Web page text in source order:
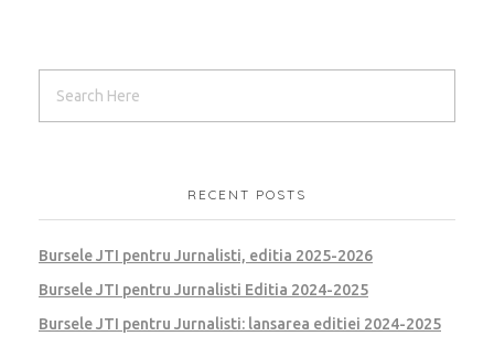
RECENT POSTS
Bursele JTI pentru Jurnalisti, editia 2025-2026
Bursele JTI pentru Jurnalisti Editia 2024-2025
Bursele JTI pentru Jurnalisti: lansarea editiei 2024-2025